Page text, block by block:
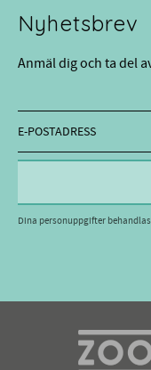
Nyhetsbrev
Anmäl dig och ta del
Dina personuppgifter